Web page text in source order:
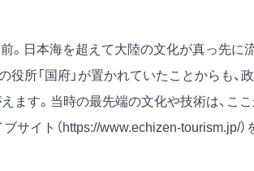
。日本海を超えて大陸の文化が真っ先に
所「国府」が置かれていたことからも、政
ます。当時の最先端の文化や技術は、こ
サイト（ https://www.echizen-tourism.jp/）